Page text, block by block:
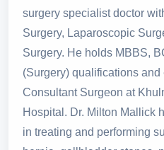
surgery specialist doctor
Surgery, Laparoscopic
Surgery. He holds MBBS,
(Surgery) qualifications and
Consultant Surgeon at
Hospital. Dr. Milton Mallick
in treating and performing